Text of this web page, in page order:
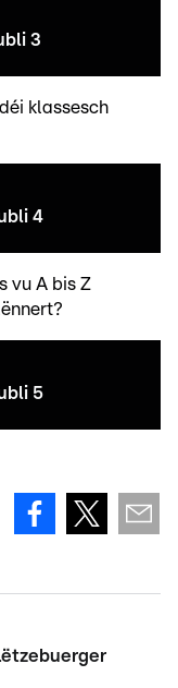
3
klassesch
4
vu A bis Z
5